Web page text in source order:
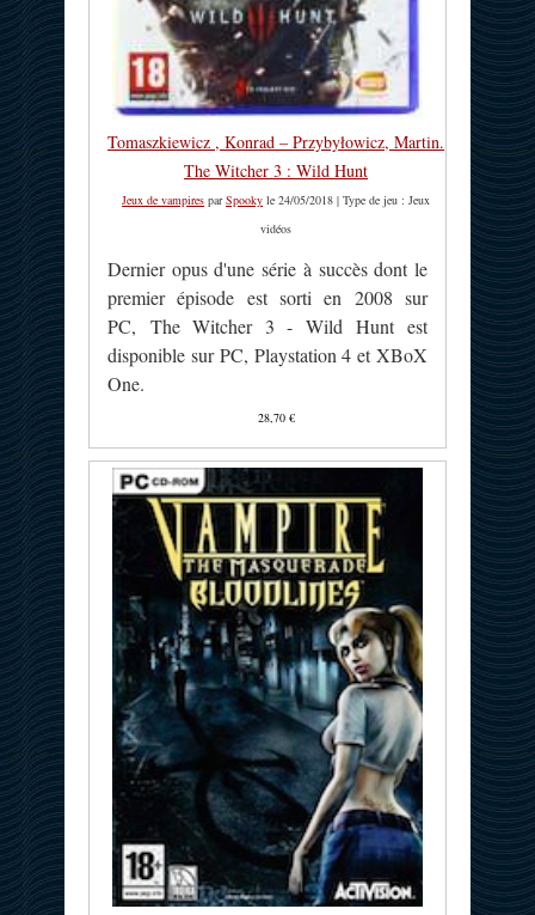
Tomaszkiewicz , Konrad – Przybyłowicz, Martin.
The Witcher 3 : Wild Hunt
Jeux de vampires parSpooky le 24/05/2018 | Type de jeu : Jeux
vidéos
Dernier opus d'une série à succès dont le
premier épisode est sorti en 2008 sur
PC, The Witcher 3 - Wild Hunt est
disponible sur PC, Playstation 4 et XBoX
One.
28,70 €